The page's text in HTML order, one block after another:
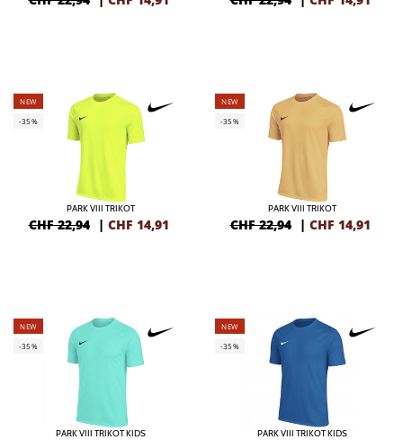
NEW
-35%
PARK VIII TRIKOT
CHF 22,94 | CHF 14,91
NEW
-35%
PARK VIII TRIKOT
CHF 22,94 | CHF 14,91
NEW
-35%
PARK VIII TRIKOT KIDS
NEW
-35%
PARK VIII TRIKOT KIDS